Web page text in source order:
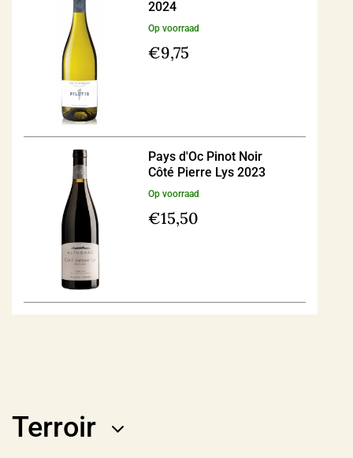
2024
Op voorraad
€9,75
Pays d'Oc Pinot Noir
Côté Pierre Lys 2023
Op voorraad
€15,50
Terroir